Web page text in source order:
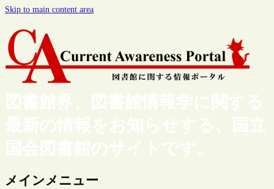
Skip to main content area
図書館界、図書館情報学に関する
最新の情報をお知らせする、国立
国会図書館のサイトです。
メインメニュー